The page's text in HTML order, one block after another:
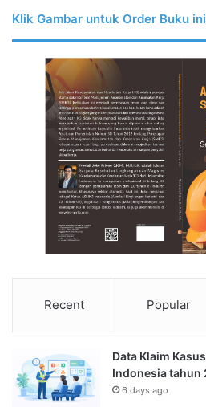
Klik Gambar untuk Order Buku
Recent Popular
Data Klaim
Indonesia tahun
6 days ago